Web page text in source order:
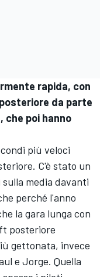
rapida, con
da parte
che poi hanno
più veloci
C'è stato un
media davanti
perché l'anno
la gara lunga con
posteriore
gettonata, invece
e Jorge. Quella